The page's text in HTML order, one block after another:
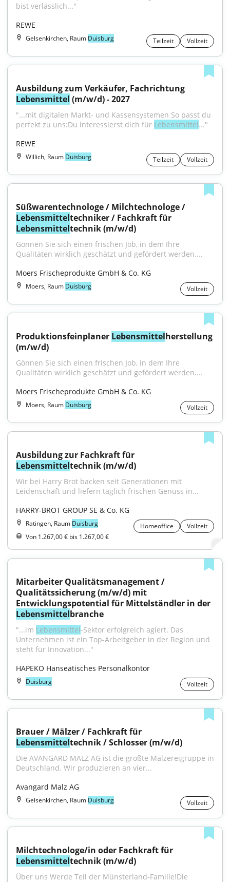
bist verlässlich..."
REWE
Gelsenkirchen, Raum Duisburg Teilzeit Vollzeit
Lebensmittel (m/w/d) - 2027
"...mit digitalen Markt- und Kassensystemen So passt du
perfekt zu uns:Du interessierst dich für Lebensmittel..."
REWE
Willich, Raum Duisburg Teilzeit Vollzeit
Lebensmittel
Lebensmitteltechnik (m/w/d)
Gönnen Sie sich einen frischen Job, in dem Ihre
Qualitäten wirklich geschätzt und gefördert werden....
Moers Frischeprodukte GmbH & Co. KG
Moers, Raum Duisburg Vollzeit
Produktionsfeinplaner Lebensmittelherstellung
(m/w/d)
Gönnen Sie sich einen frischen Job, in dem Ihre
Qualitäten wirklich geschätzt und gefördert werden....
Moers Frischeprodukte GmbH & Co. KG
Moers, Raum Duisburg Vollzeit
Lebensmitteltechnik (m/w/d)
Wir bei Harry Brot backen seit Generationen mit
Leidenschaft und liefern täglich frischen Genuss in...
HARRY-BROT GROUP SE & Co. KG
Ratingen, Raum Duisburg Homeoffice
Vollzeit
Von 1.267,00 € bis 1.267,00 €
Mitarbeiter Qualitätsmanagement /
Qualitätssicherung (m/w/d) mit
Lebensmittelbranche
"...im Lebensmittel-Sektor erfolgreich agiert. Das
Unternehmen ist ein Top-Arbeitgeber in der Region und
steht für Innovation..."
HAPEKO Hanseatisches Personalkontor
Duisburg Vollzeit
Lebensmitteltechnik / Schlosser (m/w/d)
Die AVANGARD MALZ AG ist die größte Mälzereigruppe in
Deutschland. Wir produzieren an vier...
Avangard Malz AG
Gelsenkirchen, Raum Duisburg Vollzeit
Lebensmitteltechnik (m/w/d)
Über uns Werde Teil der Münsterland-Familie!Die